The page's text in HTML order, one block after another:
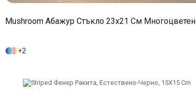
Mushroom Абажур Стъкло 23x21 См Многоцветен
2